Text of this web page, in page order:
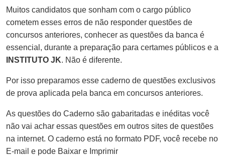
Muitos candidatos que sonham com o cargo público
cometem esses erros de não responder questões de
concursos anteriores, conhecer as questões da banca é
essencial, durante a preparação para certames públicos e a
INSTITUTO JK. Não é diferente.
Por isso preparamos esse caderno de questões exclusivos
de prova aplicada pela banca em concursos anteriores.
As questões do Caderno são gabaritadas e inéditas você
não vai achar essas questões em outros sites de questões
na internet. O caderno está no formato PDF, você recebe no
E-mail e pode Baixar e Imprimir